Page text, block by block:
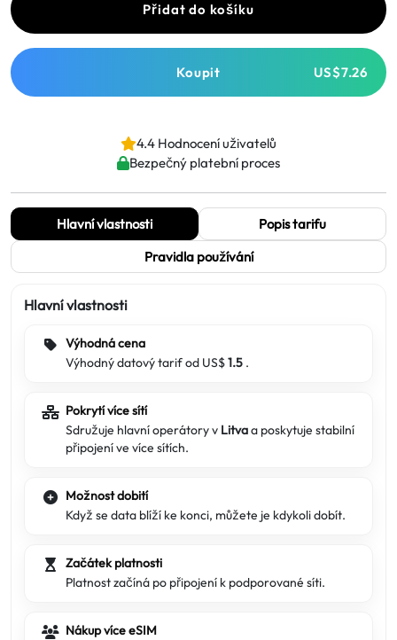
Přidat do košíku
Koupit US$7.26
4.4 Hodnocení uživatelů
Bezpečný platební proces
Hlavní vlastnosti
Popis tarifu
Pravidla používání
Hlavní vlastnosti
Výhodná cena
Výhodný datový tarif od US$1.5 .
Pokrytí více sítí
Sdružuje hlavní operátory v Litvaa poskytuje stabilní
připojení ve více sítích.
Možnost dobití
Když se data blíží ke konci, můžete je kdykoli dobít.
Začátek platnosti
Platnost začíná po připojení k podporované síti.
Nákup více eSIM